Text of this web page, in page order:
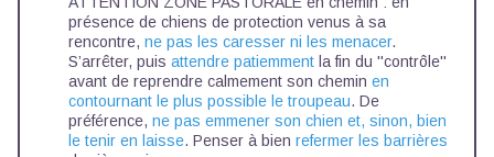
présence de chiens de protection venus à sa
rencontre, ne pas les caresser ni les menacer.
S’arrêter, puis attendre patiemment la fin du ''contrôle''
avant de reprendre calmement son chemin en
contournant le plus possible le troupeau. De
préférence, ne pas emmener son chien et, sinon, bien
le tenir en laisse. Penser à bien refermer les barrières